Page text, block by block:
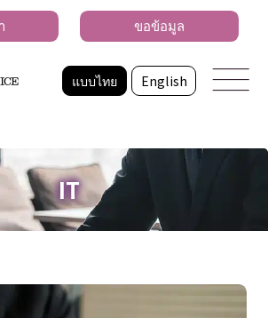
แบบไทย English
ขอข้อมูล
IT